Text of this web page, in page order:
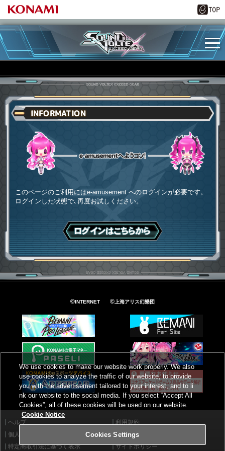
INFORMATION
このページのご利用にはe-amusement へのログインが必要です。
ログインした状態で､再度お試しください。
ログインはこちら
©INTERNET ©上海アリス幻樂団
ヘルプ
利用規約
個人情報等保護方針
外部送信について
特定商取引法に基づく表示
サイトポリシー
We use cookies to make our website work properly. We also
use cookies to analyze the traffic of our website, to provide
you with the advertisement tailored to your interest, and to li
nk our website to the social media. If you select “Accept All
Cookies”, all of these cookies will be used on our website.
Cookie Notice
Cookies Settings